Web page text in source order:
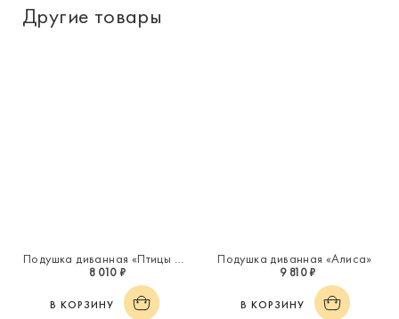
Другие товары
Подушка диванная «Птицы на сосне»
8 010 ₽
В КОРЗИНУ
Подушка диванная «Алиса»
9 810 ₽
В КОРЗИНУ